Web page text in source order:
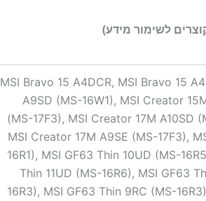
לשימור מידע)
MSI Bravo 15 A4DCR, MSI Bravo 15
A9SD (MS-16W1), MSI Creator
(MS-17F3), MSI Creator 17M A10SD
MSI Creator 17M A9SE (MS-17F3),
16R1), MSI GF63 Thin 10UD (MS-
Thin 11UD (MS-16R6), MSI GF63
16R3), MSI GF63 Thin 9RC (MS-